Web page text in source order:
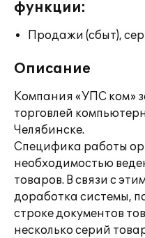
функции:
Продажи (сбыт),
Описание
Компания «УПС ком»
торговлей
Челябинске.
Специфика работы
необходимостью
товаров. В связи с
доработка системы,
строке документов
несколько серий